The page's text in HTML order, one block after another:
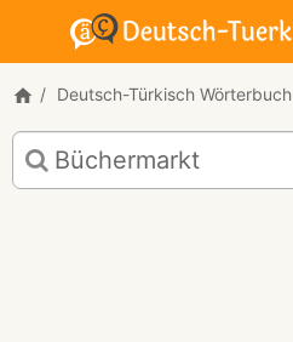
Deutsch-Türkisch Wörterbuch
Deutsch-
Türkisch
Übersetzung